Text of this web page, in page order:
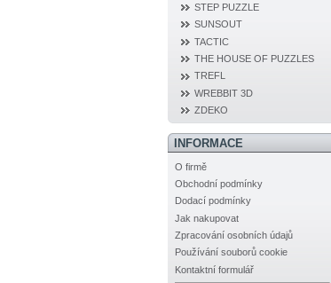
STEP PUZZLE
SUNSOUT
TACTIC
THE HOUSE OF PUZZLES
TREFL
WREBBIT 3D
ZDEKO
INFORMACE
O firmě
Obchodní podmínky
Dodací podmínky
Jak nakupovat
Zpracování osobních údajů
Používání souborů cookie
Kontaktní formulář